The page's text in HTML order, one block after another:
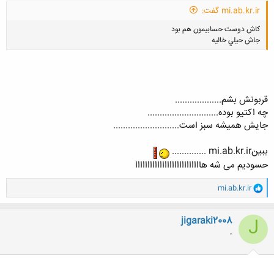
mi.ab.kr.ir گفت:
كاش دوست حسابيمون هم بود
جاش حيلي خاليه
قربونش بشم...................
چه اکتیو بوده.............................
جایش همیشه سبز است...........................
ببینmi.ab.kr.ir ..............
حسودیم می شه هااااااااااااااااااااااااااا
و
ا
ک
ن
ه
ا
mi.ab.kr.ir
J
jigaraki2008
-